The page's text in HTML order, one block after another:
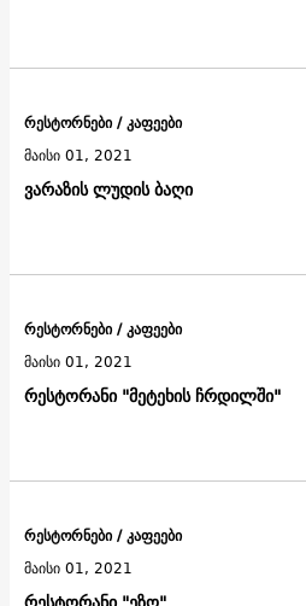
ვარაზის ლუდის ბაღი
რესტორნები / კაფეები
მაისი 01, 2021
რესტორანი "მეტეხის ჩრდილში"
რესტორნები / კაფეები
მაისი 01, 2021
რესტორნები / კაფეები
მაისი 01, 2021